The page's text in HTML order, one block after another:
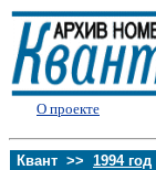
О проекте
Квант >> 1994 год